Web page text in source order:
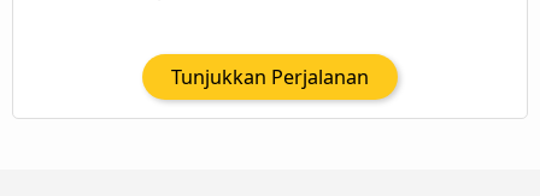
Tunjukkan Perjalanan